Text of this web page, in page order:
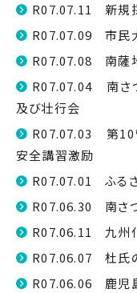
R07.07.11 新規
R07.07.09 市民
R07.07.08 南薩
R07.07.04 南さ
及び壮行会
R07.07.03 第10
安全講習激励
R07.07.01 ふる
R07.06.30 南さ
R07.06.11 九州
R07.06.07 杜氏
R07.06.06 鹿児